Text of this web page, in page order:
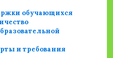
обучающихся
и требования